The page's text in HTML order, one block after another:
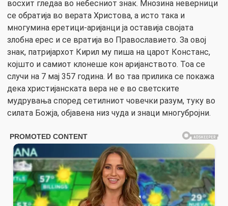
восхит гледаа во небесниот знак. Мнозина неверници
се обратија во верата Христова, а исто така и
многумина еретици-аријанци ја оставија својата
злобна ерес и се вратија во Православието. За овој
знак, патријархот Кирил му пиша на царот Констанс,
којшто и самиот клонеше кон аријанството. Тоа се
случи на 7 мај 357 година. И во таа прилика се покажа
дека христијанската вера не е во светските
мудрувања според сетилниот човечки разум, туку во
силата Божја, објавена низ чуда и знаци многубројни.